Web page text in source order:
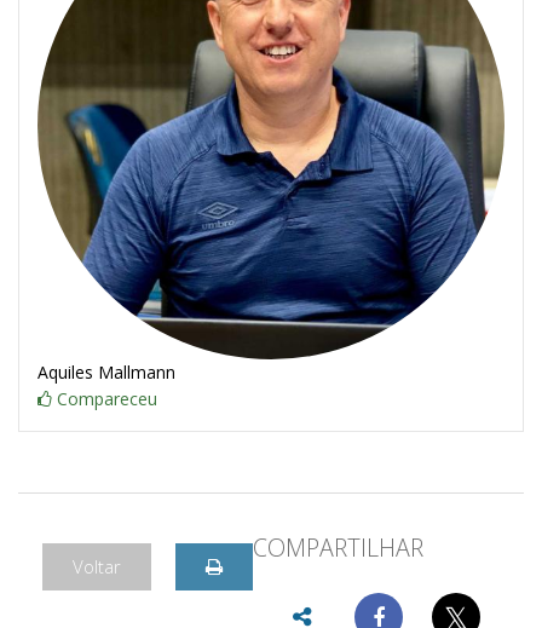
Aquiles Mallmann
Compareceu
Voltar
COMPARTILHAR
𝕏